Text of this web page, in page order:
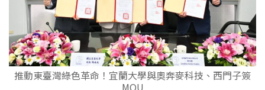
推動東臺灣綠色革命！宜蘭大學與奧奔麥科技、西門子簽